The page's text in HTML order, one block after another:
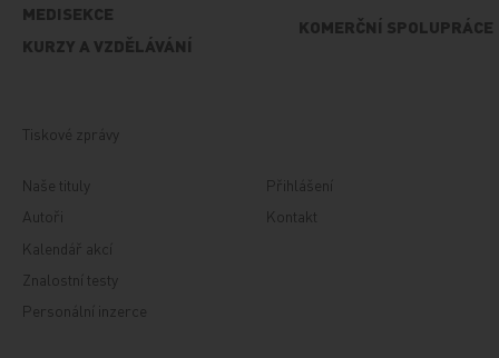
MEDISEKCE
KURZY A VZDĚLÁVÁNÍ
KOMERČNÍ SPOLUPRÁCE
Tiskové zprávy
Naše tituly
Autoři
Kalendář akcí
Znalostní testy
Personální inzerce
Přihlášení
Kontakt